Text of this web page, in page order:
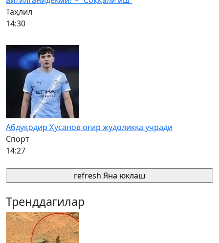
Таҳлил
14:30
Абдуқодир Ҳусанов оғир жудоликка учради
Спорт
14:27
refresh Яна юклаш
Тренддагилар